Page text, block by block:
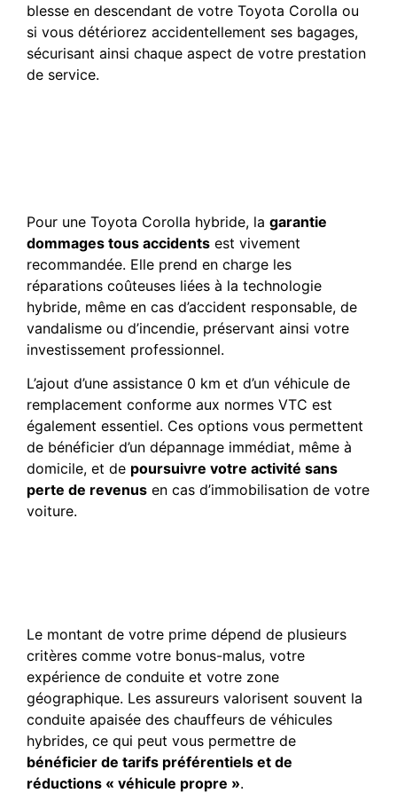
blesse en descendant de votre Toyota Corolla ou
si vous détériorez accidentellement ses bagages,
sécurisant ainsi chaque aspect de votre prestation
de service.
Pour une Toyota Corolla hybride, la garantie
dommages tous accidents est vivement
recommandée. Elle prend en charge les
réparations coûteuses liées à la technologie
hybride, même en cas d’accident responsable, de
vandalisme ou d’incendie, préservant ainsi votre
investissement professionnel.
L’ajout d’une assistance 0 km et d’un véhicule de
remplacement conforme aux normes VTC est
également essentiel. Ces options vous permettent
de bénéficier d’un dépannage immédiat, même à
domicile, et de poursuivre votre activité sans
perte de revenus en cas d’immobilisation de votre
voiture.
Le montant de votre prime dépend de plusieurs
critères comme votre bonus-malus, votre
expérience de conduite et votre zone
géographique. Les assureurs valorisent souvent la
conduite apaisée des chauffeurs de véhicules
hybrides, ce qui peut vous permettre de
bénéficier de tarifs préférentiels et de
réductions « véhicule propre ».